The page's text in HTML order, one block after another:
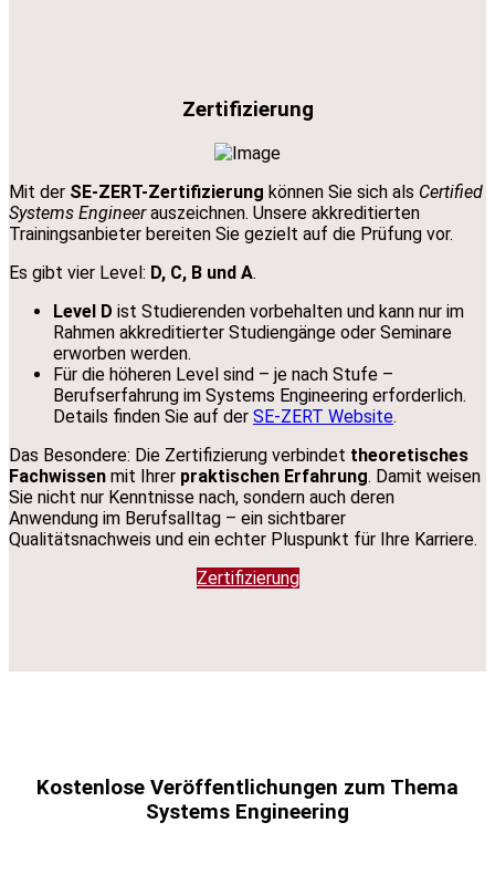
Zertifizierung
Mit der SE-ZERT-Zertifizierung können Sie sich als Certified
Systems Engineerauszeichnen. Unsere akkreditierten
Trainingsanbieter bereiten Sie gezielt auf die Prüfung vor.
Es gibt vier Level: D, C, B und A.
Level D ist Studierenden vorbehalten und kann nur im
Rahmen akkreditierter Studiengänge oder Seminare
erworben werden.
Für die höheren Level sind – je nach Stufe –
Berufserfahrung im Systems Engineering erforderlich.
Details finden Sie auf der SE-ZERT Website.
Das Besondere: Die Zertifizierung verbindet theoretisches
Fachwissen mit Ihrer praktischen Erfahrung. Damit weisen
Sie nicht nur Kenntnisse nach, sondern auch deren
Anwendung im Berufsalltag – ein sichtbarer
Qualitätsnachweis und ein echter Pluspunkt für Ihre Karriere.
Zertifizierung
Kostenlose Veröffentlichungen zum Thema
Systems Engineering